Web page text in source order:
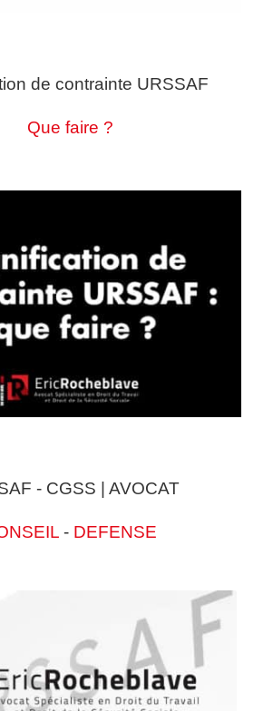
de contrainte URSSAF
Que faire ?
- CGSS | AVOCAT
- DEFENSE